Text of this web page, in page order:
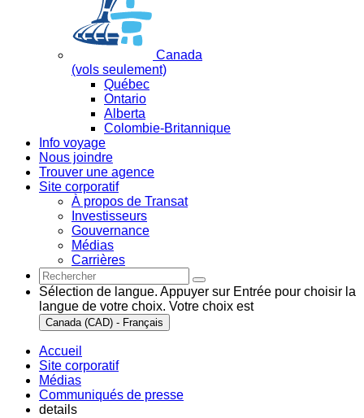
Canada
(vols seulement)
Québec
Ontario
Alberta
Colombie-Britannique
Info voyage
Nous joindre
Trouver une agence
Site corporatif
À propos de Transat
Investisseurs
Gouvernance
Médias
Carrières
Sélection de langue. Appuyer sur Entrée pour choisir la
langue de votre choix. Votre choix est
Canada (CAD) - Français
Accueil
Site corporatif
Médias
Communiqués de presse
details